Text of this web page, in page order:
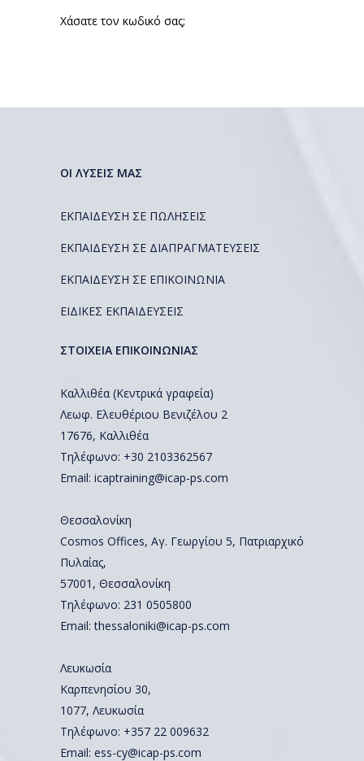
Χάσατε τον κωδικό σας;
ΟΙ ΛΥΣΕΙΣ ΜΑΣ
ΕΚΠΑΙΔΕΥΣΗ ΣΕ ΠΩΛΗΣΕΙΣ
ΕΚΠΑΙΔΕΥΣΗ ΣΕ ΔΙΑΠΡΑΓΜΑΤΕΥΣΕΙΣ
ΕΚΠΑΙΔΕΥΣΗ ΣΕ ΕΠΙΚΟΙΝΩΝΙΑ
ΕΙΔΙΚΕΣ ΕΚΠΑΙΔΕΥΣΕΙΣ
ΣΤΟΙΧΕΙΑ ΕΠΙΚΟΙΝΩΝΙΑΣ
Καλλιθέα (Κεντρικά γραφεία)
Λεωφ. Ελευθέριου Βενιζέλου 2
17676, Καλλιθέα
Τηλέφωνο: +30 2103362567
Email: icaptraining@icap-ps.com
Θεσσαλονίκη
Cosmos Offices, Αγ. Γεωργίου 5, Πατριαρχικό
Πυλαίας,
57001, Θεσσαλονίκη
Τηλέφωνο: 231 0505800
Email:thessaloniki@icap-ps.com
Λευκωσία
Καρπενησίου 30,
1077, Λευκωσία
Τηλέφωνο: +357 22 009632
Email: ess-cy@icap-ps.com